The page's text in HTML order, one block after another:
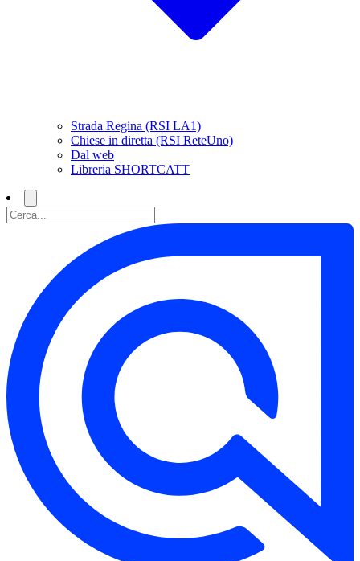
Strada Regina (RSI LA1)
Chiese in diretta (RSI ReteUno)
Dal web
Libreria SHORTCATT